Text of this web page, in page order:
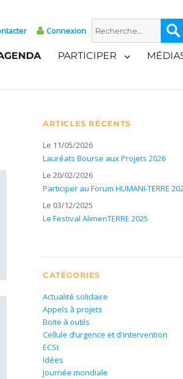
Connexion
Recherche
pour :
PARTICIPER
ARTICLES RÉCENTS
Le 11/05/2026
Lauréats Bourse aux Projets 2026
Le 20/02/2026
Participer au Forum HUMANI-TERRE
Le 03/12/2025
Le Festival AlimenTERRE 2025
CATÉGORIES
Actualité solidaire
Appels à projets
Boite à outils
Cellule d’urgence et d'intervention
ECSI
Idées
Journée mondiale